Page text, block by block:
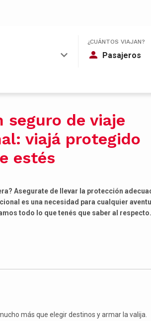
¿CUÁNTOS VIAJAN?
Pasajeros
seguro de viaje
viajá protegido
estés
Asegurate de llevar la protección
es una necesidad para cualquier
todo lo que tenés que saber al respecto.
más que elegir destinos y armar la valija.